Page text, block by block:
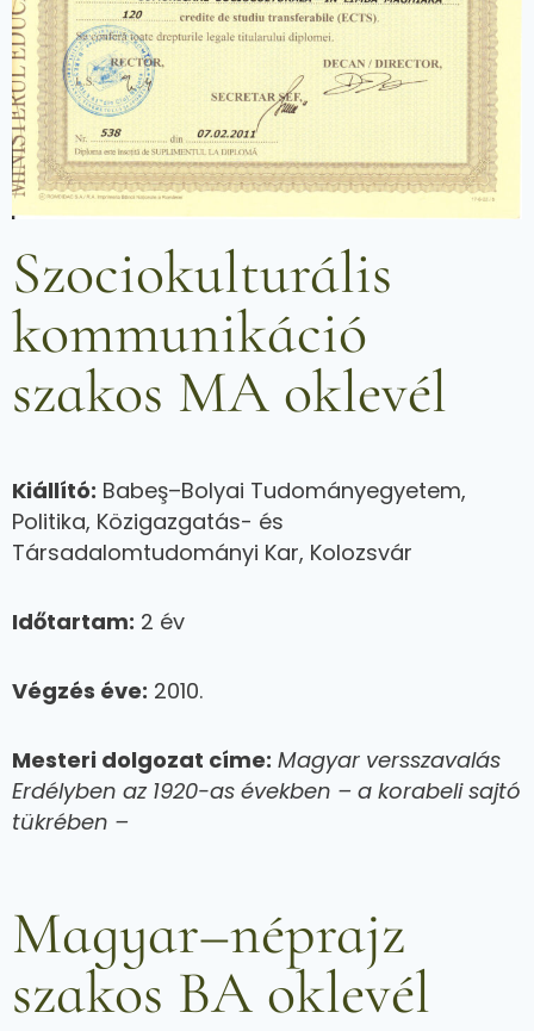
Szociokulturális
kommunikáció
szakos MA oklevél
Kiállító: Babeş–Bolyai Tudományegyetem,
Politika, Közigazgatás- és
Társadalomtudományi Kar, Kolozsvár
Időtartam: 2 év
Végzés éve: 2010.
Mesteri dolgozat címe: Magyar versszavalás
Erdélyben az 1920-as években – a korabeli sajtó
tükrében –
Magyar–néprajz
szakos BA oklevél